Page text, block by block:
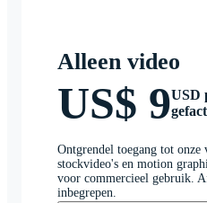
Alleen video
US$ 9USD
Ontgrendel toegang tot
stockvideo's en motion
voor commercieel gebruik.
inbegrepen.